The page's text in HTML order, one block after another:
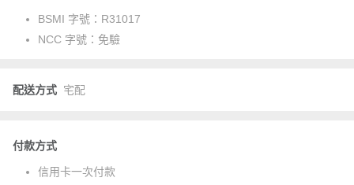
BSMI 字號： R31017
NCC 字號： 免驗
配送方式 宅配
付款方式
信用卡一次付款